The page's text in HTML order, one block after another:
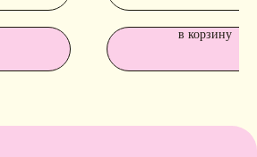
в корзину